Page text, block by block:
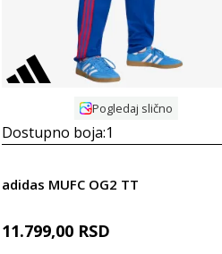
Pogledaj slično
Dostupno boja:1
adidas MUFC OG2 TT
11.799,00 RSD